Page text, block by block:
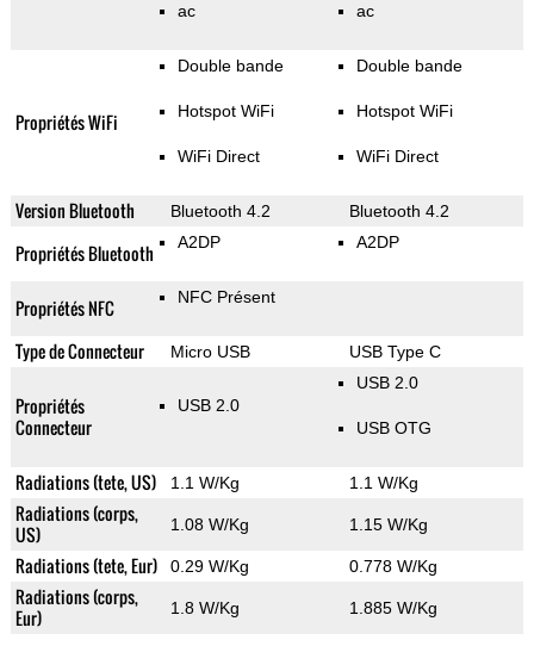
ac ac
Propriétés WiFi
Double bande
Hotspot WiFi
WiFi Direct
Double bande
Hotspot WiFi
WiFi Direct
Version Bluetooth Bluetooth 4.2 Bluetooth 4.2
Propriétés Bluetooth A2DP A2DP
Propriétés NFC NFC Présent
Type de Connecteur Micro USB USB Type C
Propriétés
Connecteur
USB 2.0
USB 2.0
USB OTG
Radiations (tete, US) 1.1 W/Kg 1.1 W/Kg
Radiations (corps,
US)
1.08 W/Kg 1.15 W/Kg
Radiations (tete, Eur) 0.29 W/Kg 0.778 W/Kg
Radiations (corps,
Eur)
1.8 W/Kg 1.885 W/Kg